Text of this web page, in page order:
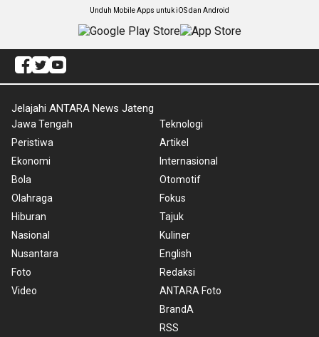
Unduh Mobile Apps untuk iOS dan Android
Jelajahi ANTARA News Jateng
Jawa Tengah
Peristiwa
Ekonomi
Bola
Olahraga
Hiburan
Nasional
Nusantara
Foto
Video
Teknologi
Artikel
Internasional
Otomotif
Fokus
Tajuk
Kuliner
English
Redaksi
ANTARA Foto
BrandA
RSS